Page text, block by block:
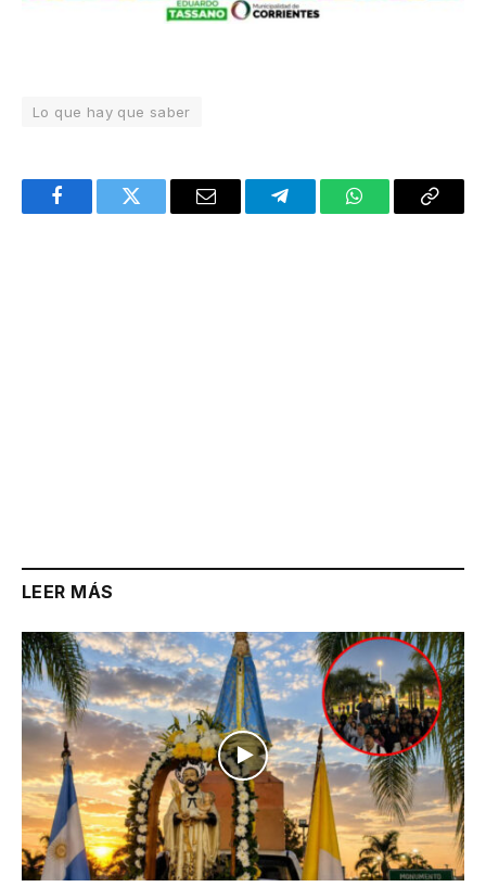
Lo que hay que saber
FacebookTwitter Email TelegramWhatsAppCopy
LEER MÁS